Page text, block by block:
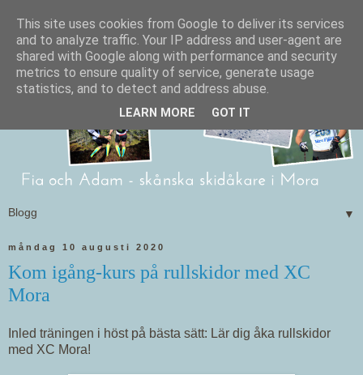
▼
måndag 10 augusti 2020
Kom igång-kurs på rullskidor med XC
Mora
Inled träningen i höst på bästa sätt: Lär dig åka rullskidor
med XC Mora!
This site uses cookies from Google to deliver its services
and to analyze traffic. Your IP address and user-agent are
shared with Google along with performance and security
metrics to ensure quality of service, generate usage
statistics, and to detect and address abuse.
LEARN MORE GOT IT